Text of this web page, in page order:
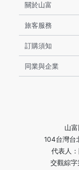
山
104台灣台
代表人
交觀綜
關於山富
旅客服務
訂購須知
同業與企業